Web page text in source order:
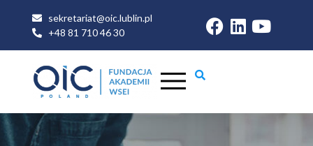
sekretariat@oic.lublin.pl
+48 81 710 46 30